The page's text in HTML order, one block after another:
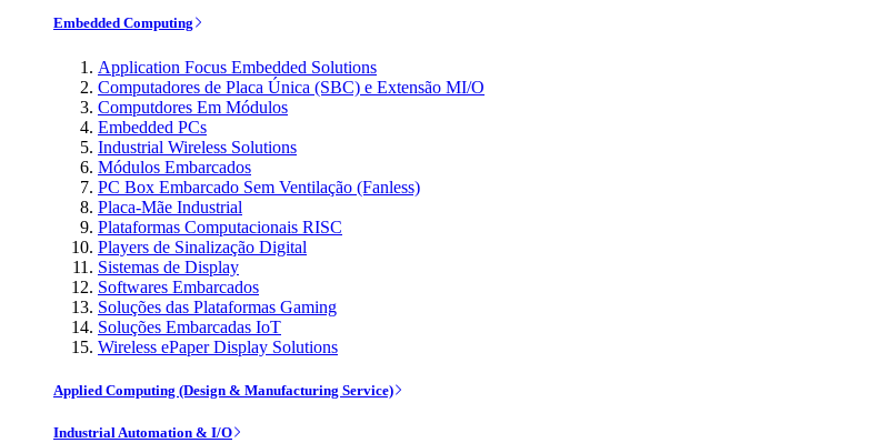
Embedded Computing
Application Focus Embedded Solutions
Computadores de Placa Única (SBC) e Extensão MI/O
Computdores Em Módulos
Embedded PCs
Industrial Wireless Solutions
Módulos Embarcados
PC Box Embarcado Sem Ventilação (Fanless)
Placa-Mãe Industrial
Plataformas Computacionais RISC
Players de Sinalização Digital
Sistemas de Display
Softwares Embarcados
Soluções das Plataformas Gaming
Soluções Embarcadas IoT
Wireless ePaper Display Solutions
Applied Computing (Design & Manufacturing Service)
Industrial Automation & I/O